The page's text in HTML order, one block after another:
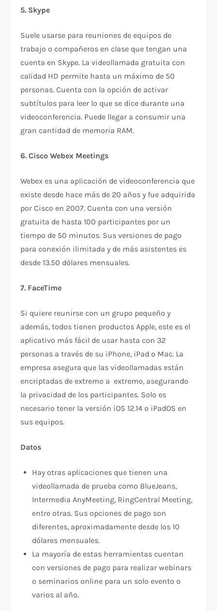
5. Skype
Suele usarse para reuniones de equipos de
trabajo o compañeros en clase que tengan una
cuenta en Skype. La videollamada gratuita con
calidad HD permite hasta un máximo de 50
personas. Cuenta con la opción de activar
subtítulos para leer lo que se dice durante una
videoconferencia. Puede llegar a consumir una
gran cantidad de memoria RAM.
6. Cisco Webex Meetings
Webex es una aplicación de videoconferencia que
existe desde hace más de 20 años y fue adquirida
por Cisco en 2007. Cuenta con una versión
gratuita de hasta 100 participantes por un
tiempo de 50 minutos. Sus versiones de pago
para conexión ilimitada y de más asistentes es
desde 13.50 dólares mensuales.
7. FaceTime
Si quiere reunirse con un grupo pequeño y
además, todos tienen productos Apple, este es el
aplicativo más fácil de usar hasta con 32
personas a través de su iPhone, iPad o Mac. La
empresa asegura que las videollamadas están
encriptadas de extremo a extremo, asegurando
la privacidad de los participantes. Solo es
necesario tener la versión iOS 12.14 o iPadOS en
sus equipos.
Datos
Hay otras aplicaciones que tienen una
videollamada de prueba como BlueJeans,
Intermedia AnyMeeting, RingCentral Meeting,
entre otras. Sus opciones de pago son
diferentes, aproximadamente desde los 10
dólares mensuales.
La mayoría de estas herramientas cuentan
con versiones de pago para realizar webinars
o seminarios online para un solo evento o
varios al año.